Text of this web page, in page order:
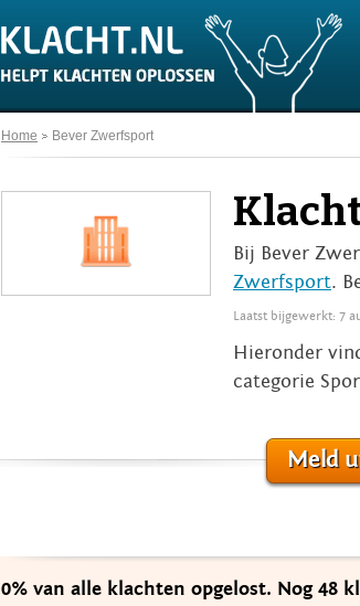
Home Bever Zwerfsport
Bij Bever
Zwerfsport.
Laatst bijgewerkt: 7
Hieronder
categorie
Meld
0% van alle klachten opgelost. Nog 48